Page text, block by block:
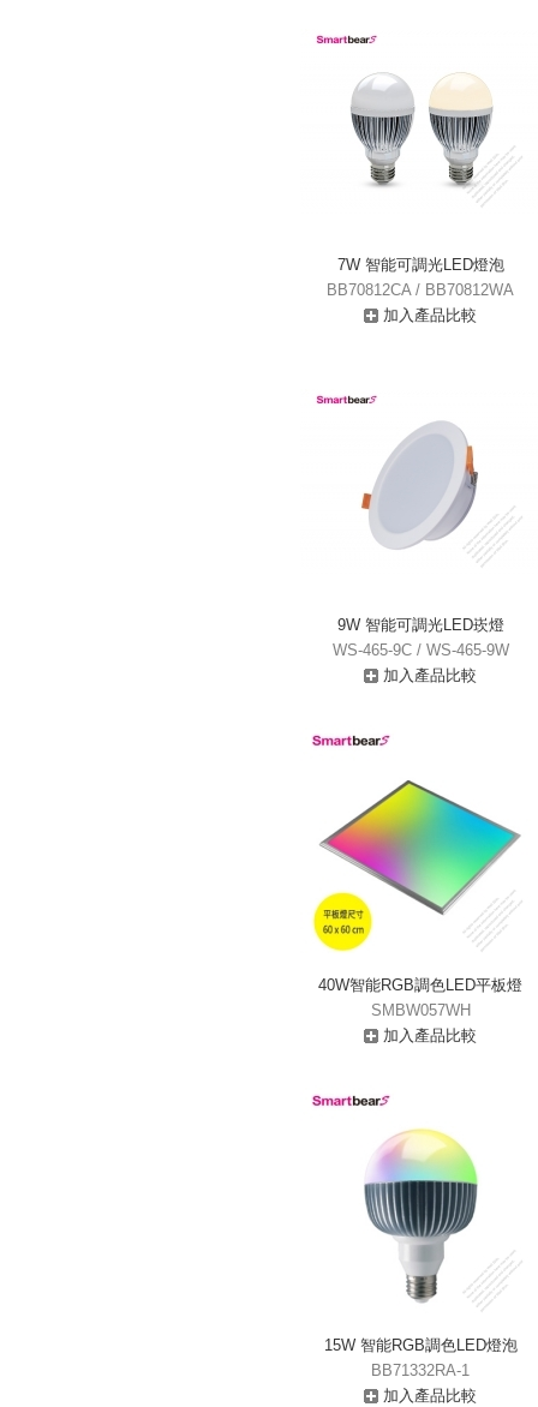
7W 智能可調光LED燈泡
BB70812CA / BB70812WA
加入產品比較
9W 智能可調光LED崁燈
WS-465-9C / WS-465-9W
加入產品比較
40W智能RGB調色LED平板燈
SMBW057WH
加入產品比較
15W 智能RGB調色LED燈泡
BB71332RA-1
加入產品比較